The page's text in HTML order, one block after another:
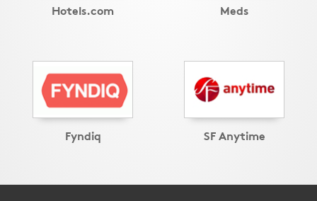
Hotels.com Meds
Fyndiq SF Anytime